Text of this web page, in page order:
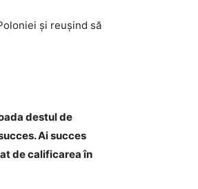
și reușind să
destul de
Ai succes
de calificarea în